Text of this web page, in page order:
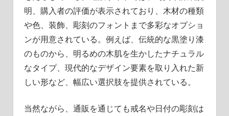
明、購入者の評価が表示されており、木材の種類
や色、装飾、彫刻のフォントまで多彩なオプショ
ンが用意されている。例えば、伝統的な黒塗り漆
のものから、明るめの木肌を生かしたナチュラル
なタイプ、現代的なデザイン要素を取り入れた新
しい形など、幅広い選択肢を提供されている。
当然ながら、通販を通じても戒名や日付の彫刻は